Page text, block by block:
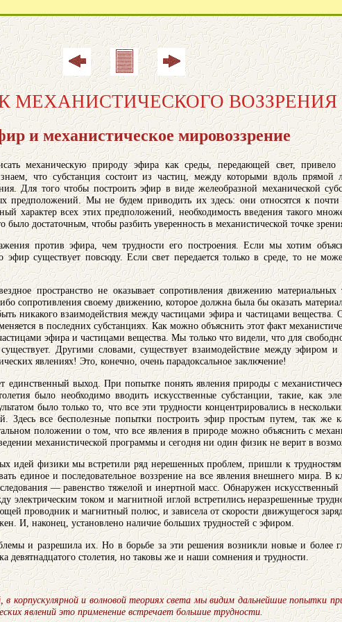
МЕХАНИСТИЧЕСКОГО ВОЗЗРЕНИЯ
и механистическое мировоззрение
механическую природу эфира как среды, передающей свет,
что субстанция состоит из частиц, между которыми вдоль
Для того чтобы построить эфир в виде желеобразной механической
предположений. Мы не будем приводить их здесь: они относятся к
характер всех этих предположений, необходимость введения такого
достаточным, чтобы разбить уверенность в механистической точке
против эфира, чем трудности его построения. Если мы хотим
эфир существует повсюду. Если свет передается только в среде, то не
пространство не оказывает сопротивления движению
сопротивления своему движению, которое должна была бы оказать
никакого взаимодействия между частицами эфира и частицами вещества.
в последних субстанциях. Как можно объяснить этот факт
эфира и частицами вещества. Мы только что видели, что для
Другими словами, существует взаимодействие между эфиром
явлениях! Это, конечно, очень парадоксальное заключение!
единственный выход. При попытке понять явления природы с
было необходимо вводить искусственные субстанции, такие, как
было только то, что все эти трудности концентрировались в
Здесь все бесполезные попытки построить эфир простым путем, так же
положении о том, что все явления в природе можно объяснить с
механистической программы и сегодня ни один физик не верит в
идей физики мы встретили ряд нерешенных проблем, пришли к трудностям
единое и последовательное воззрение на все явления внешнего мира. В
— равенство тяжелой и инертной масс. Обнаружен искусственный
электрическим током и магнитной иглой встретились неразрешенные
проводник и магнитный полюс, и зависела от скорости движущегося
И, наконец, установлено наличие больших трудностей с эфиром.
и разрешила их. Но в борьбе за эти решения возникли новые и более
девятнадцатого столетия, но таковы же и наши сомнения и трудности.
корпускулярной и волновой теориях света мы видим дальнейшие попытки
явлений это применение встречает большие трудности.